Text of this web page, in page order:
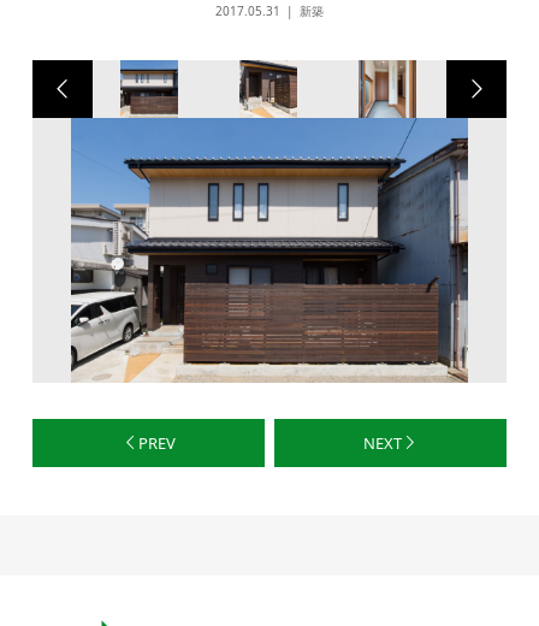
2017.05.31 新築
PREV NEXT